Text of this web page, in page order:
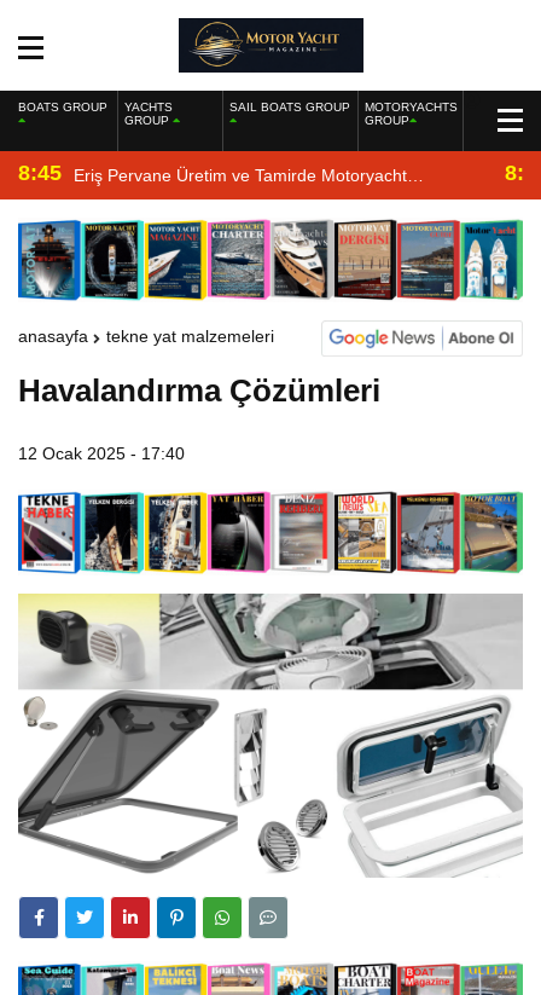
BOATS GROUP
YACHTS
GROUP
SAIL BOATS GROUP
MOTORYACHTS
GROUP
8:45 Eriş Pervane Üretim ve Tamirde Motoryacht
Magazine’de
anasayfa tekne yat malzemeleri
Havalandırma Çözümleri
12 Ocak 2025 - 17:40